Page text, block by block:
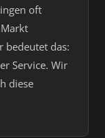
oft
bedeutet das:
Service. Wir
diese